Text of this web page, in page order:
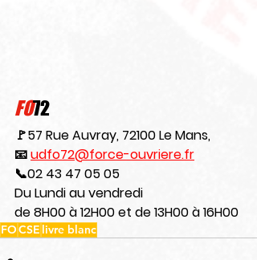
FO72
🚩57 Rue Auvray, 72100 Le Mans,
📧 udfo72@force-ouvriere.fr
📞02 43 47 05 05
Du Lundi au vendredi
de 8H00 à 12H00 et de 13H00 à 16H00
FOCSE livre blanc